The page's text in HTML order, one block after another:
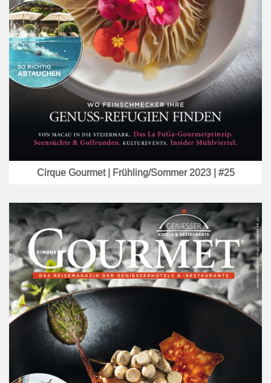
Cirque Gourmet | Frühling/Sommer 2023 | #25